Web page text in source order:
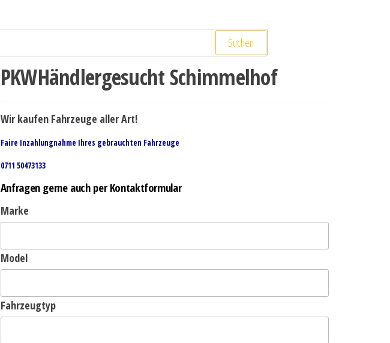
Suchen
PKWHändlergesucht Schimmelhof
Wir kaufen Fahrzeuge aller Art!
Faire Inzahlungnahme Ihres gebrauchten Fahrzeuge
0711 50473133
Anfragen gerne auch per Kontaktformular
Marke
Model
Fahrzeugtyp